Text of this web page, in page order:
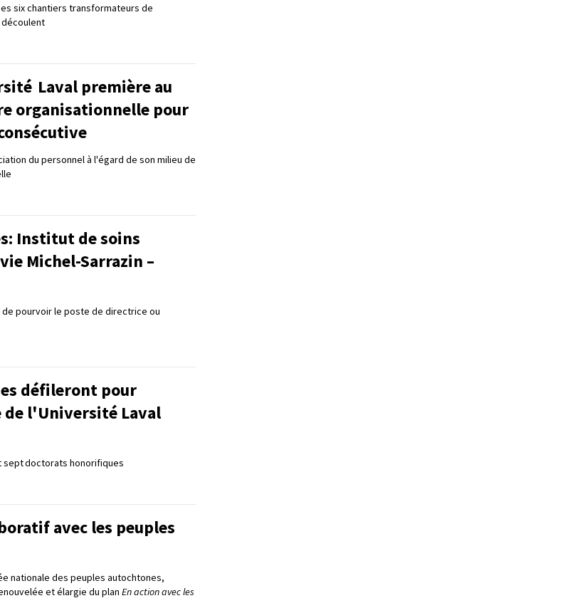
six chantiers transformateurs de
découlent
Laval première au
organisationnelle pour
du personnel à l'égard de son milieu de
Institut de soins
Michel-Sarrazin –
pourvoir le poste de directrice ou
défileront pour
l'Université Laval
sept doctorats honorifiques
avec les peuples
nationale des peuples autochtones,
et élargie du plan En action avec les